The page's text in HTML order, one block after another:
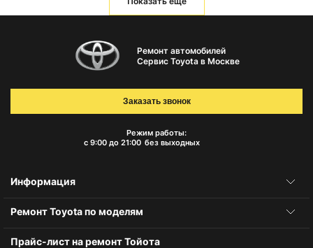
Ремонт автомобилей
Сервис Toyota в Москве
Режим работы:
с 9:00 до 21:00 без выходных
Заказать звонок
Информация
Ремонт Toyota по моделям
Прайс-лист на ремонт Тойота